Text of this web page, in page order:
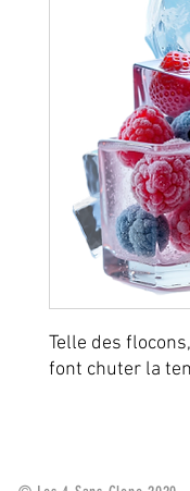
Telle des
font chuter la